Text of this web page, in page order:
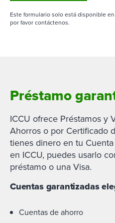
Este formulario solo está disponible
por favor contáctenos.
Préstamo
ICCU ofrece Préstamos y
Ahorros o por Certificado
tienes dinero en tu
en ICCU, puedes usarlo
préstamo o una Visa.
Cuentas garantizadas
Cuentas de ahorro